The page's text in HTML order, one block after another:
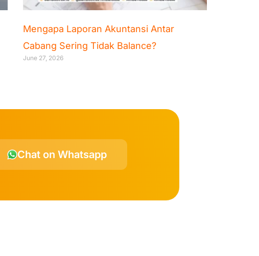
Mengapa Laporan Akuntansi Antar
Cabang Sering Tidak Balance?
June 27, 2026
Chat on Whatsapp